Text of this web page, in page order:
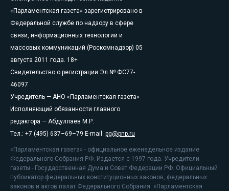
«Парламентская газета» зарегистрировано в
Федеральной службе по надзору в сфере
связи, информационных технологий и
массовых коммуникаций (Роскомнадзор) 05
августа 2011 года. 18+
Свидетельство о регистрации Эл № ФС77-
46097
Учредитель — АНО «Парламентская газета»
Исполняющий обязанности главного
редактора — Абдуллаев М.Р.
Тел.: +7 (495) 637–69–79 E-mail: pg@pnp.ru
«Парламентская газета» - официальное еженедельное издание
Федерального Собрания РФ. Издается с 1997 года. Учредители
газеты - Государственная Дума и Совет Федерации РФ. Официальный
публикатор федеральных конституционных законов, федеральных
законов и актов палат Федерального Собрания. «Парламентская